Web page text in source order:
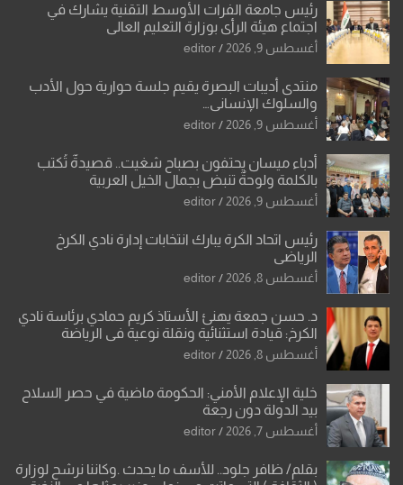
رئيس جامعة الفرات الأوسط التقنية يشارك في
اجتماع هيئة الرأي بوزارة التعليم العالي
أغسطس 9, 2026 editor
منتدى أديبات البصرة يقيم جلسة حوارية حول الأدب
والسلوك الإنساني…
أغسطس 9, 2026 editor
أدباء ميسان يحتفون بصباح شغيت.. قصيدةٌ تُكتب
بالكلمة ولوحةٌ تنبض بجمال الخيل العربية
أغسطس 9, 2026 editor
رئيس اتحاد الكرة يبارك انتخابات إدارة نادي الكرخ
الرياضي
أغسطس 8, 2026 editor
د. حسن جمعة يهنئ الأستاذ كريم حمادي برئاسة نادي
الكرخ: قيادة استثنائية ونقلة نوعية في الرياضة
العراقية
أغسطس 8, 2026 editor
خلية الإعلام الأمني: الحكومة ماضية في حصر السلاح
بيد الدولة دون رجعة
أغسطس 7, 2026 editor
بقلم/ ظافر جلود.. للأسف ما يحدث .وكاننا نرشح لوزارة